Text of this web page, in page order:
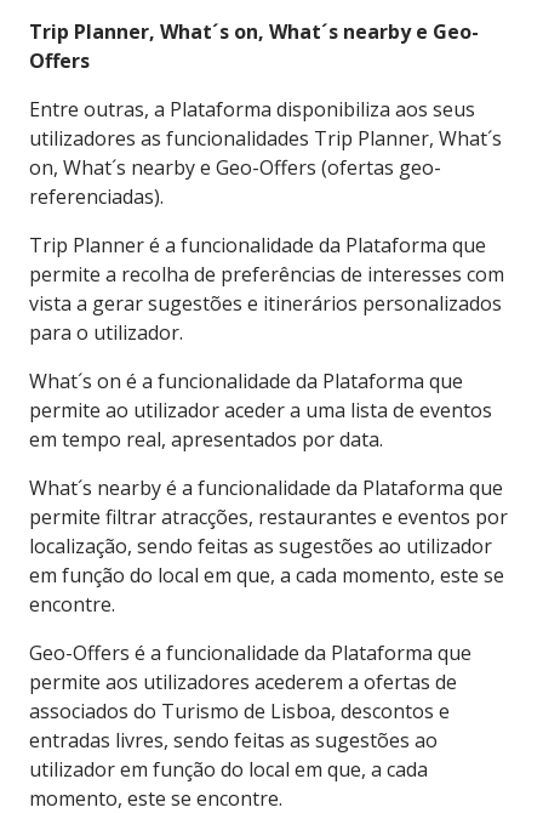
Trip Planner, What´s on, What´s nearby e Geo-
Offers
Entre outras, a Plataforma disponibiliza aos seus
utilizadores as funcionalidades Trip Planner, What´s
on, What´s nearby e Geo-Offers (ofertas geo-
referenciadas).
Trip Planner é a funcionalidade da Plataforma que
permite a recolha de preferências de interesses com
vista a gerar sugestões e itinerários personalizados
para o utilizador.
What´s on é a funcionalidade da Plataforma que
permite ao utilizador aceder a uma lista de eventos
em tempo real, apresentados por data.
What´s nearby é a funcionalidade da Plataforma que
permite filtrar atracções, restaurantes e eventos por
localização, sendo feitas as sugestões ao utilizador
em função do local em que, a cada momento, este se
encontre.
Geo-Offers é a funcionalidade da Plataforma que
permite aos utilizadores acederem a ofertas de
associados do Turismo de Lisboa, descontos e
entradas livres, sendo feitas as sugestões ao
utilizador em função do local em que, a cada
momento, este se encontre.